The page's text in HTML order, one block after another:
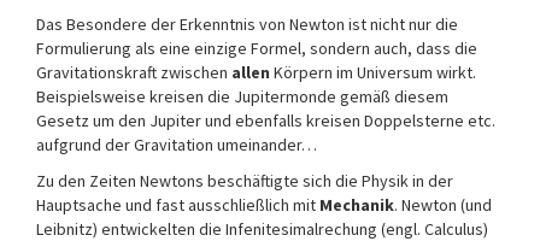
Das Besondere der Erkenntnis von Newton ist nicht nur die
Formulierung als eine einzige Formel, sondern auch, dass die
Gravitationskraft zwischen allen Körpern im Universum wirkt.
Beispielsweise kreisen die Jupitermonde gemäß diesem
Gesetz um den Jupiter und ebenfalls kreisen Doppelsterne etc.
aufgrund der Gravitation umeinander…
Zu den Zeiten Newtons beschäftigte sich die Physik in der
Hauptsache und fast ausschließlich mit Mechanik. Newton (und
Leibnitz) entwickelten die Infenitesimalrechung (engl. Calculus)